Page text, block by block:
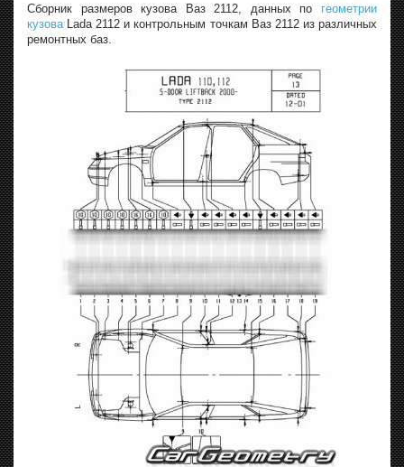
Сборник размеров кузова Ваз 2112, данных по геометрии
кузова Lada 2112 и контрольным точкам Ваз 2112 из различных
ремонтных баз.